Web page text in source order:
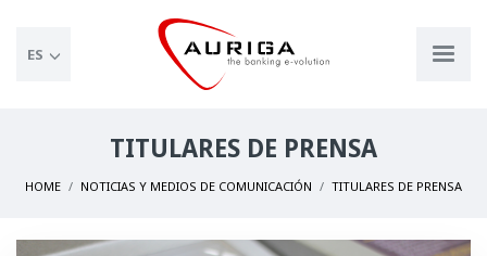
ES
TITULARES DE PRENSA
HOME NOTICIAS Y MEDIOS DE COMUNICACIÓN TITULARES DE PRENSA